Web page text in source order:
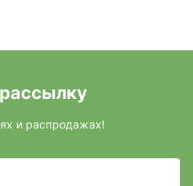
и распродажах!